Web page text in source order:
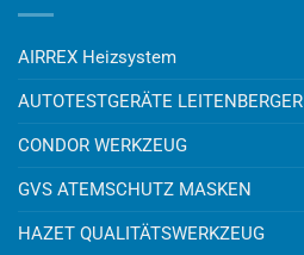
AIRREX Heizsystem
AUTOTESTGERÄTE LEITENBERGER
CONDOR WERKZEUG
GVS ATEMSCHUTZ MASKEN
HAZET QUALITÄTSWERKZEUG